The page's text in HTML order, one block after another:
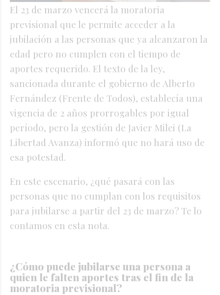
El 23 de marzo vencerá la moratoria
previsional que le permite acceder a la
jubilación a las personas que ya alcanzaron la
edad pero no cumplen con el tiempo de
aportes requerido. El texto de la ley,
sancionada durante el gobierno de Alberto
Fernández (Frente de Todos), establecía una
vigencia de 2 años prorrogables por igual
período, pero la gestión de Javier Milei (La
Libertad Avanza) informó que no hará uso de
esa potestad.
En este escenario, ¿qué pasará con las
personas que no cumplan con los requisitos
para jubilarse a partir del 23 de marzo? Te lo
contamos en esta nota.
¿Cómo puede jubilarse una persona a
quien le falten aportes tras el fin de la
moratoria previsional?